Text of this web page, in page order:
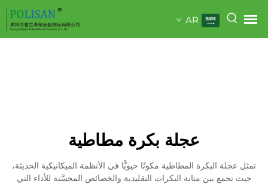
AR
عجلة بكرة مطاطية
تمثل عجلة البكرة المطاطية مكونًا حيويًّا في الأنظمة الميكانيكية الحديثة،
حيث تجمع بين متانة البكرات التقليدية والخصائص المحسَّنة للأداء التي